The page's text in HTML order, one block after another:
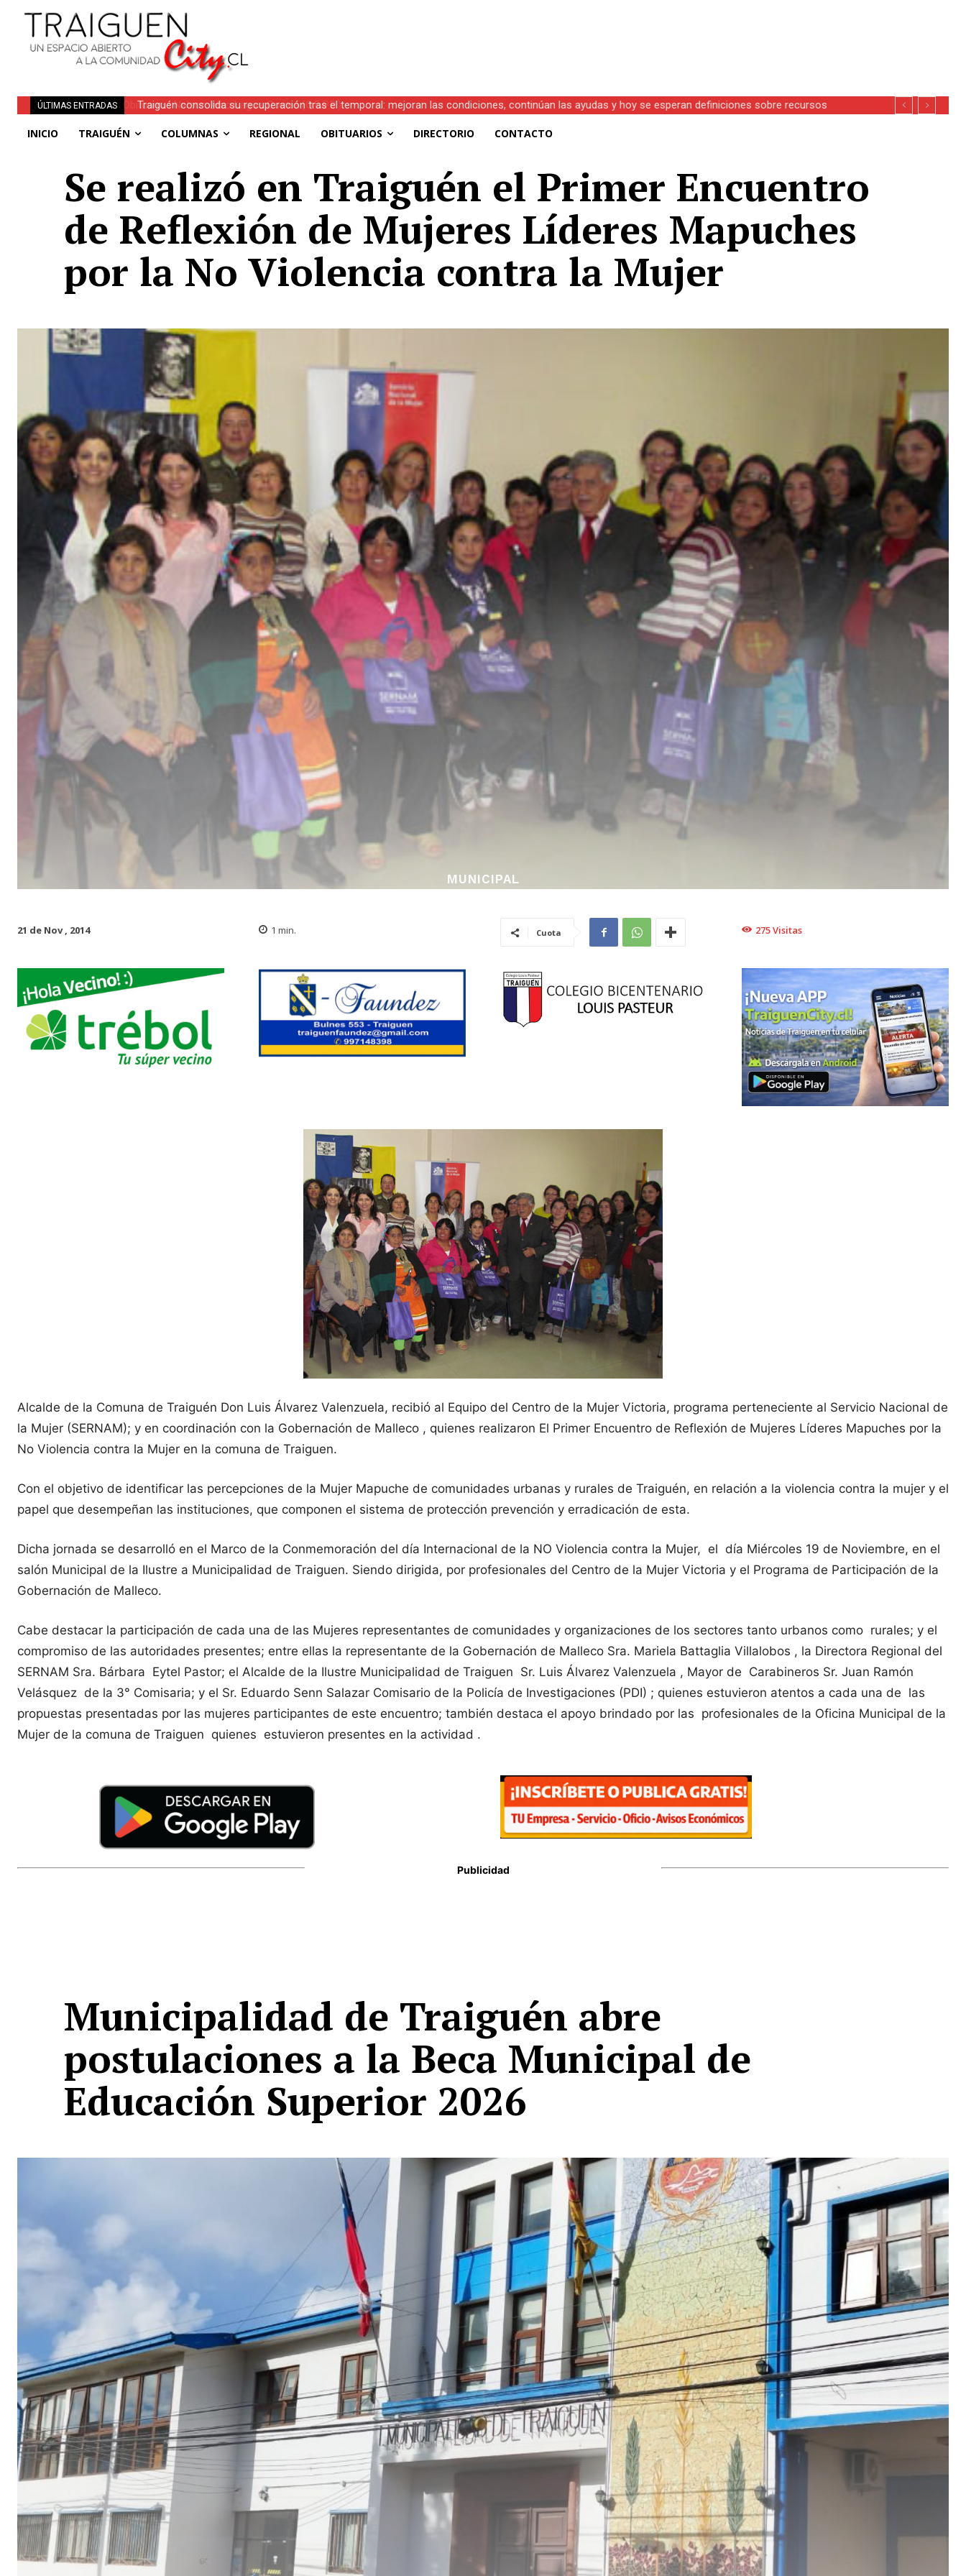
ÚLTIMAS ENTRADAS
Traiguén consolida su recuperación tras el temporal: mejoran las condiciones, continúan las ayudas y hoy se esperan definiciones sobre recursos
INICIO TRAIGUÉN COLUMNAS REGIONAL OBITUARIOS DIRECTORIO CONTACTO
Se realizó en Traiguén el Primer Encuentro
de Reflexión de Mujeres Líderes Mapuches
por la No Violencia contra la Mujer
MUNICIPAL
21 de Nov , 2014 1 min. Cuota 275Visitas
Alcalde de la Comuna de Traiguén Don Luis Álvarez Valenzuela, recibió al Equipo del Centro de la Mujer Victoria, programa perteneciente al Servicio Nacional de
la Mujer (SERNAM); y en coordinación con la Gobernación de Malleco , quienes realizaron El Primer Encuentro de Reflexión de Mujeres Líderes Mapuches por la
No Violencia contra la Mujer en la comuna de Traiguen.
Con el objetivo de identificar las percepciones de la Mujer Mapuche de comunidades urbanas y rurales de Traiguén, en relación a la violencia contra la mujer y el
papel que desempeñan las instituciones, que componen el sistema de protección prevención y erradicación de esta.
Dicha jornada se desarrolló en el Marco de la Conmemoración del día Internacional de la NO Violencia contra la Mujer, el día Miércoles 19 de Noviembre, en el
salón Municipal de la Ilustre a Municipalidad de Traiguen. Siendo dirigida, por profesionales del Centro de la Mujer Victoria y el Programa de Participación de la
Gobernación de Malleco.
Cabe destacar la participación de cada una de las Mujeres representantes de comunidades y organizaciones de los sectores tanto urbanos como rurales; y el
compromiso de las autoridades presentes; entre ellas la representante de la Gobernación de Malleco Sra. Mariela Battaglia Villalobos , la Directora Regional del
SERNAM Sra. Bárbara Eytel Pastor; el Alcalde de la Ilustre Municipalidad de Traiguen Sr. Luis Álvarez Valenzuela , Mayor de Carabineros Sr. Juan Ramón
Velásquez de la 3° Comisaria; y el Sr. Eduardo Senn Salazar Comisario de la Policía de Investigaciones (PDI) ; quienes estuvieron atentos a cada una de las
propuestas presentadas por las mujeres participantes de este encuentro; también destaca el apoyo brindado por las profesionales de la Oficina Municipal de la
Mujer de la comuna de Traiguen quienes estuvieron presentes en la actividad .
Publicidad